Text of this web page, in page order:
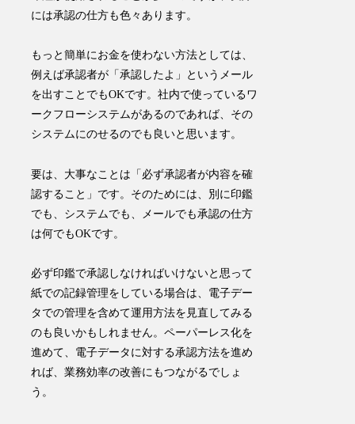
には承認の仕方も色々あります。
もっと簡単にお金を使わない方法としては、
例えば承認者が「承認したよ」というメール
を出すことでもOKです。社内で使っているワ
ークフローシステムがあるのであれば、その
システムにのせるのでも良いと思います。
要は、 大事なことは 「必ず承認者が内容を確
認すること」 です。そのためには、別に印鑑
でも、システムでも、メールでも承認の仕方
は何でもOKです。
必ず印鑑で承認しなければいけないと思って
紙での記録管理をしている場合は、電子デー
タでの管理を含めて運用方法を見直してみる
のも良いかもしれません。ペーパーレス化を
進めて、電子データに対する承認方法を進め
れば、業務効率の改善にもつながるでしょ
う。